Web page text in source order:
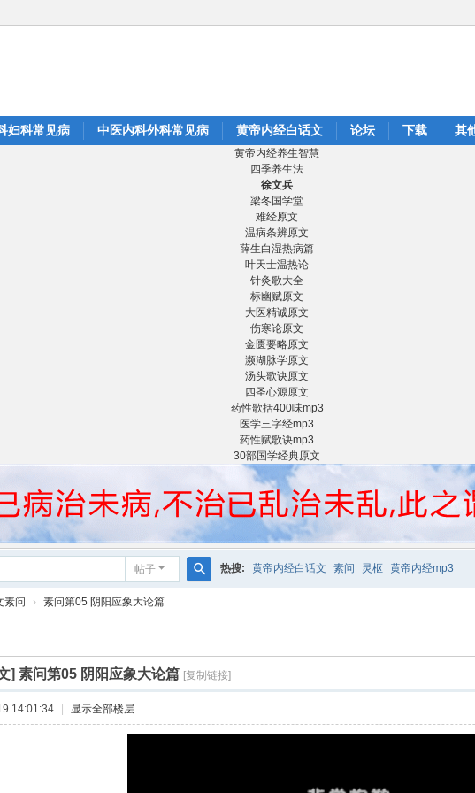
妇科常见病 中医内科外科常见病 黄帝内经白话文 论坛 下载 其
黄帝内经养生智慧
四季养生法
徐文兵
梁冬国学堂
难经原文
温病条辨原文
薛生白湿热病篇
叶天士温热论
针灸歌大全
标幽赋原文
大医精诚原文
伤寒论原文
金匮要略原文
濒湖脉学原文
汤头歌诀原文
四圣心源原文
药性歌括400味mp3
医学三字经mp3
药性赋歌诀mp3
30部国学经典原文
帖子 热搜: 黄帝内经白话文 素问 灵枢 黄帝内经mp3
素问 › 素问第05 阴阳应象大论篇
] 素问第05 阴阳应象大论篇 [复制链接]
14:01:34 显示全部楼层